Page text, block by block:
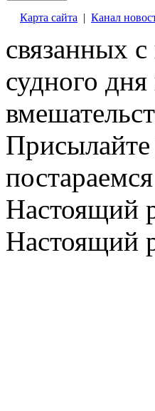
Карта сайта | Канал
связанных
судного
Настоящий
Настоящий